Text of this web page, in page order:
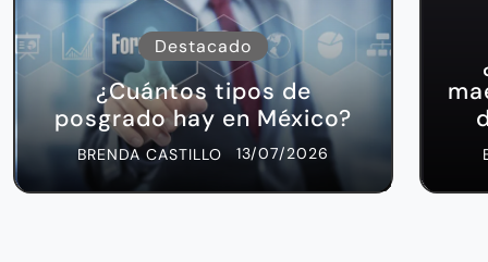
Destacado
¿Cuántos tipos de
posgrado hay en México?
BRENDA CASTILLO 13/07/2026